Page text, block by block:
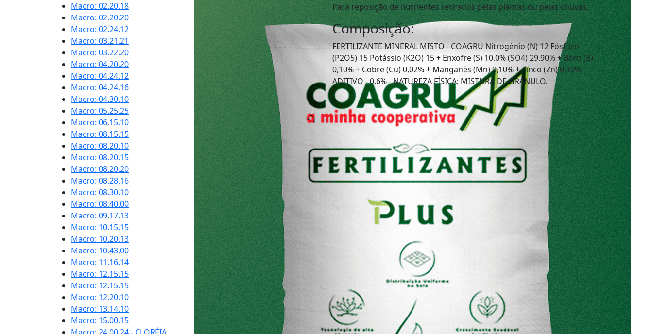
Macro: 02.20.18
Macro: 02.20.20
Macro: 02.24.12
Macro: 03.21.21
Macro: 03.22.20
Macro: 04.20.20
Macro: 04.24.12
Macro: 04.24.16
Macro: 04.30.10
Macro: 05.25.25
Macro: 06.15.10
Macro: 08.15.15
Macro: 08.20.10
Macro: 08.20.15
Macro: 08.20.20
Macro: 08.28.16
Macro: 08.30.10
Macro: 08.40.00
Macro: 09.17.13
Macro: 10.15.15
Macro: 10.20.13
Macro: 10.43.00
Macro: 11.16.14
Macro: 12.15.15
Macro: 12.15.15
Macro: 12.20.10
Macro: 13.14.10
Macro: 15.00.15
Para reposição de nutrientes retirados pelas plantas ou pelas chuvas.
Composição:
FERTILIZANTE MINERAL MISTO - COAGRU Nitrogênio (N) 12 Fósforo
(P2O5) 15 Potássio (K2O) 15 + Enxofre (S) 10.0% (SO4) 29.90% + Boro (B)
0,10% + Cobre (Cu) 0,02% + Manganês (Mn) 0,10% + Zinco (Zn) 0,10%
ADITIVO - 0.6% - NATUREZA FÍSICA: MISTURA DE GRANULO.